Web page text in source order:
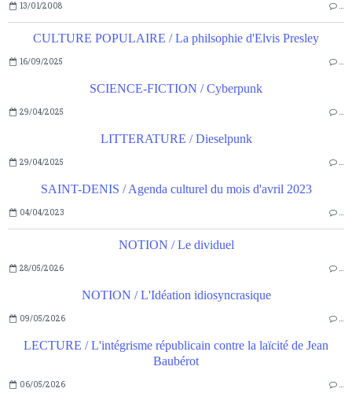
13/01/2008 …
CULTURE POPULAIRE / La philsophie d'Elvis Presley
16/09/2025 …
SCIENCE-FICTION / Cyberpunk
29/04/2025 …
LITTERATURE / Dieselpunk
29/04/2025 …
SAINT-DENIS / Agenda culturel du mois d'avril 2023
04/04/2023 …
NOTION / Le dividuel
28/05/2026 …
NOTION / L'Idéation idiosyncrasique
09/05/2026 …
LECTURE / L'intégrisme républicain contre la laïcité de Jean
Baubérot
06/05/2026 …